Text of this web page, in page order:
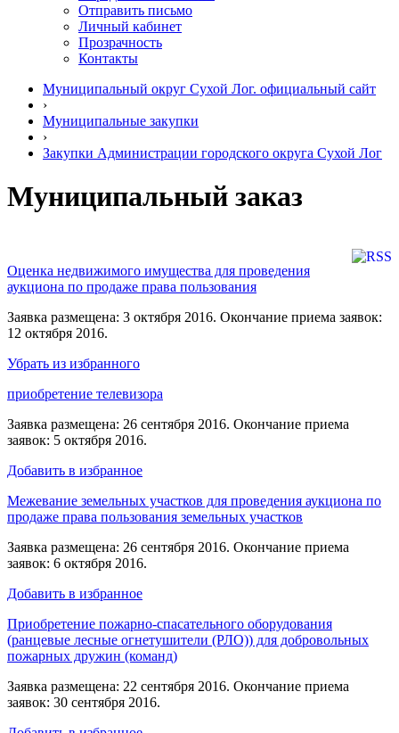
Отправить письмо
Личный кабинет
Прозрачность
Контакты
Муниципальный округ Сухой Лог. официальный сайт
›
Муниципальные закупки
›
Закупки Администрации городского округа Сухой Лог
Муниципальный заказ
Оценка недвижимого имущества для проведения
аукциона по продаже права пользования
Заявка размещена: 3 октября 2016. Окончание приема заявок:
12 октября 2016.
Убрать из избранного
приобретение телевизора
Заявка размещена: 26 сентября 2016. Окончание приема
заявок: 5 октября 2016.
Добавить в избранное
Межевание земельных участков для проведения аукциона по
продаже права пользования земельных участков
Заявка размещена: 26 сентября 2016. Окончание приема
заявок: 6 октября 2016.
Добавить в избранное
Приобретение пожарно-спасательного оборудования
(ранцевые лесные огнетушители (РЛО)) для добровольных
пожарных дружин (команд)
Заявка размещена: 22 сентября 2016. Окончание приема
заявок: 30 сентября 2016.